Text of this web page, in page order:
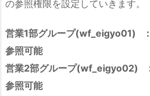
の参照権限を設定していきます。
営業1部グループ(wf_eigyo01)
参照可能
営業2部グループ(wf_eigyo02)
参照可能